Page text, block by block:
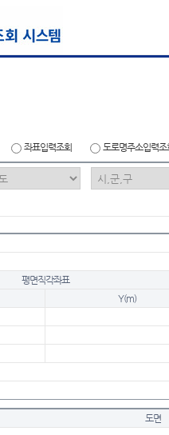
좌표입력조회 도로명주소입력조
평면직각좌표
Y(m)
도면